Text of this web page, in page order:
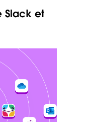
Slack et